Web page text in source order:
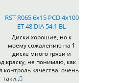
RST R065 6x15 PCD 4x100
ET 48 DIA 54.1 BL
Диски хорошие, но к
моему сожалению на 1
диске много грязи и
краску, не понимаю, как
контроль качества! очень
таки..